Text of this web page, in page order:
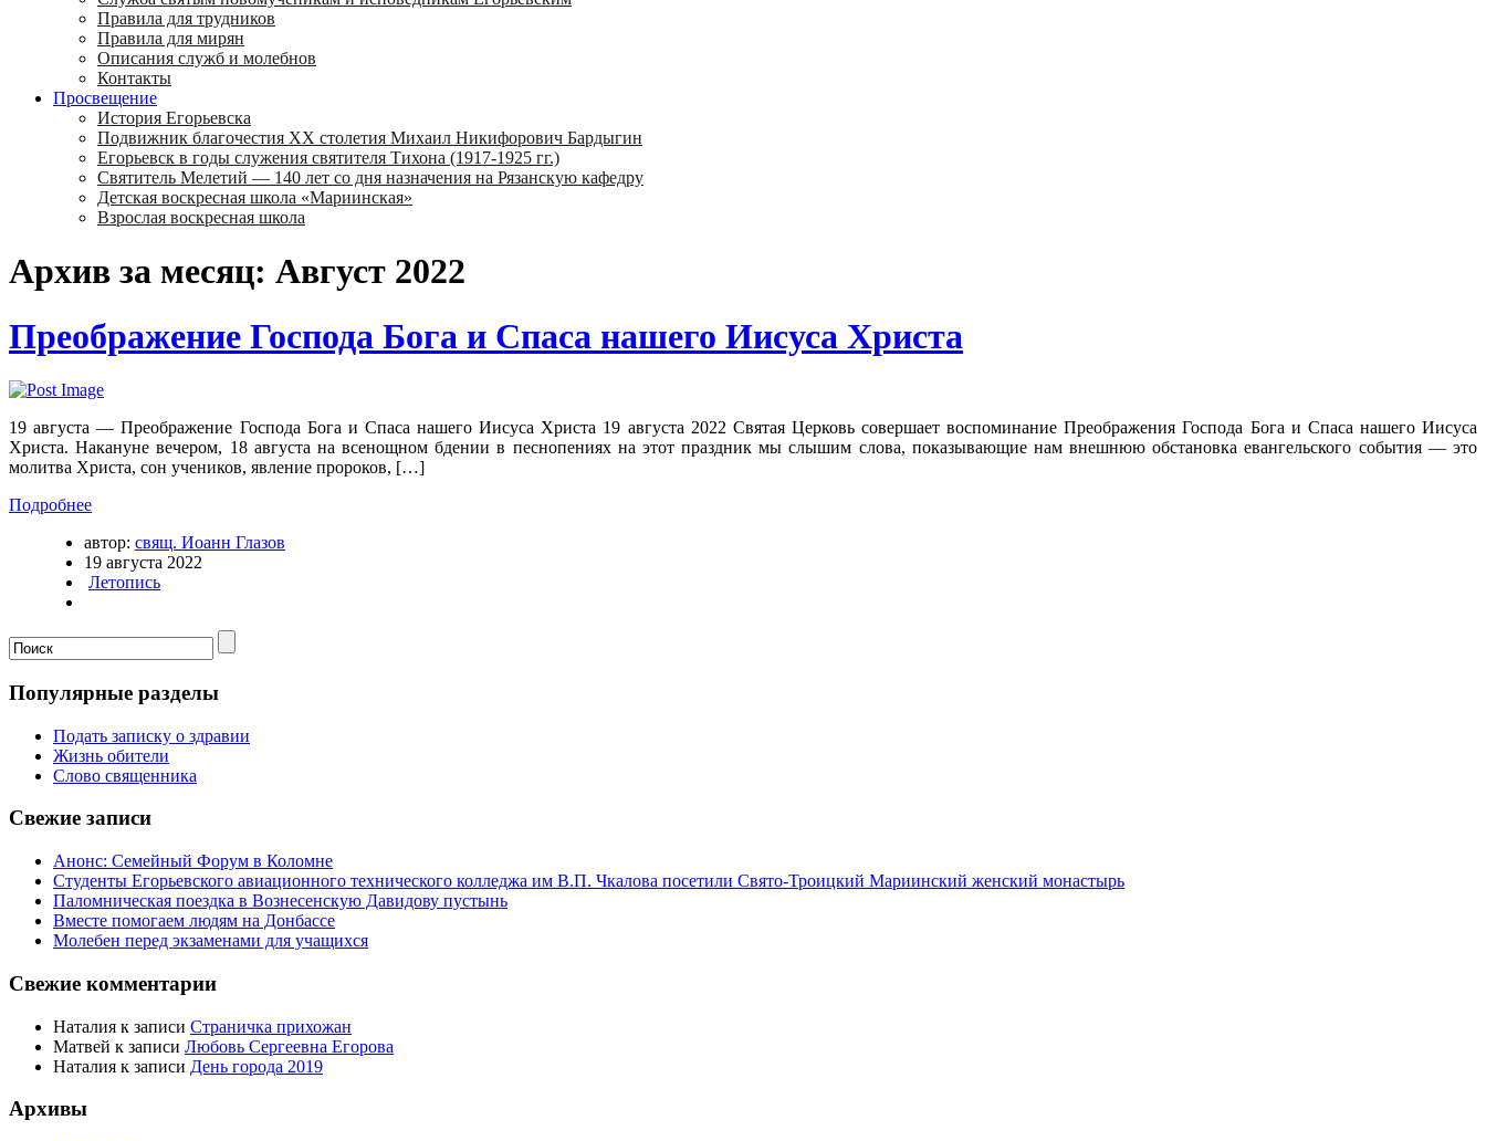
Правила для трудников
Правила для мирян
Описания служб и молебнов
Контакты
Просвещение
История Егорьевска
Подвижник благочестия ХХ столетия Михаил Никифорович Бардыгин
Егорьевск в годы служения святителя Тихона (1917-1925 гг.)
Святитель Мелетий — 140 лет со дня назначения на Рязанскую кафедру
Детская воскресная школа «Мариинская»
Взрослая воскресная школа
Архив за месяц: Август 2022
Преображение Господа Бога и Спаса нашего Иисуса Христа
19 августа — Преображение Господа Бога и Спаса нашего Иисуса Христа 19 августа 2022 Святая Церковь совершает воспоминание Преображения Господа Бога и Спаса нашего Иисуса
Христа. Накануне вечером, 18 августа на всенощном бдении в песнопениях на этот праздник мы слышим слова, показывающие нам внешнюю обстановка евангельского события — это
молитва Христа, сон учеников, явление пророков, […]
Подробнее
автор: свящ. Иоанн Глазов
19 августа 2022
Летопись
Популярные разделы
Подать записку о здравии
Жизнь обители
Слово священника
Свежие записи
Анонс: Семейный Форум в Коломне
Студенты Егорьевского авиационного технического колледжа им В.П. Чкалова посетили Свято-Троицкий Мариинский женский монастырь
Паломническая поездка в Вознесенскую Давидову пустынь
Вместе помогаем людям на Донбассе
Молебен перед экзаменами для учащихся
Свежие комментарии
Наталия к записи Страничка прихожан
Матвей к записи Любовь Сергеевна Егорова
Наталия к записи День города 2019
Архивы